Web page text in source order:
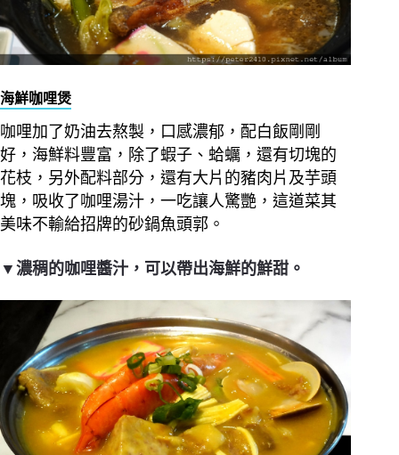
海鮮咖哩煲
咖哩加了奶油去熬製，口感濃郁，配白飯剛剛
好，海鮮料豐富，除了蝦子、蛤蠣，還有切塊的
花枝，另外配料部分，還有大片的豬肉片及芋頭
塊，吸收了咖哩湯汁，一吃讓人驚艷，這道菜其
美味不輸給招牌的砂鍋魚頭郭。
▼濃稠的咖哩醬汁，可以帶出海鮮的鮮甜。